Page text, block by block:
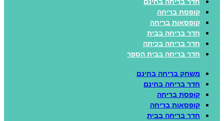
קופסת בריחה
קופסאות בריחה
חדר בריחה בבית
חדר בריחה בכיתה
חדר בריחה בבית הספר
משחק בריחה בחינם
חדר בריחה בחינם
קופסת בריחה
קופסאות בריחה
חדר בריחה בבית